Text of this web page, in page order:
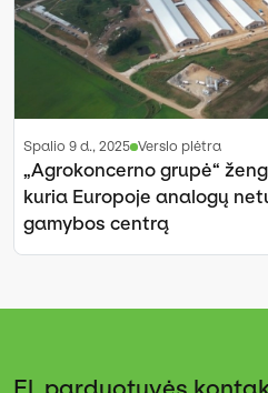
spalio 9 d., 2025 Verslo plėtra
„Agrokoncerno grupė“
kuria Europoje analogų
gamybos centrą